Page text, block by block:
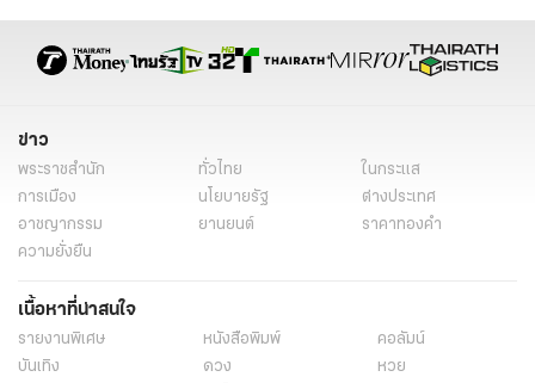
ศรีธัญญา ทหารกล้า ข่าวการเมือง ข่าวการเมืองวันนี้
ข่าว
พระราชสำนัก ทั่วไทย
ในกระแส
การเมือง
นโยบายรัฐ
ต่างประเทศ
อาชญากรรม
ยานยนต์
ราคาทองคำ
ความยั่งยืน
เนื้อหาที่น่าสนใจ
รายงานพิเศษ หนังสือพิมพ์
คอลัมน์
บันเทิง
ดวง
หวย